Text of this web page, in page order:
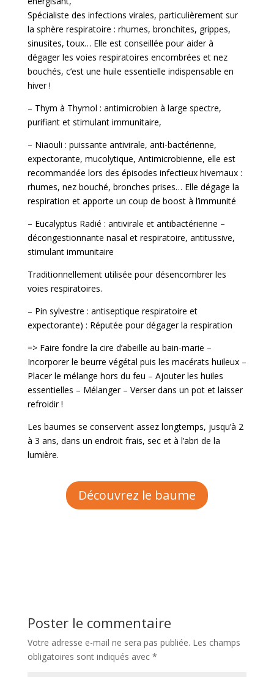
Spécialiste des infections virales, particulièrement sur
la sphère respiratoire : rhumes, bronchites, grippes,
sinusites, toux… Elle est conseillée pour aider à
dégager les voies respiratoires encombrées et nez
bouchés, c’est une huile essentielle indispensable en
hiver !
– Thym à Thymol : antimicrobien à large spectre,
purifiant et stimulant immunitaire,
– Niaouli : puissante antivirale, anti-bactérienne,
expectorante, mucolytique, Antimicrobienne, elle est
recommandée lors des épisodes infectieux hivernaux :
rhumes, nez bouché, bronches prises… Elle dégage la
respiration et apporte un coup de boost à l’immunité
– Eucalyptus Radié : antivirale et antibactérienne –
décongestionnante nasal et respiratoire, antitussive,
stimulant immunitaire
Traditionnellement utilisée pour désencombrer les
voies respiratoires.
– Pin sylvestre : antiseptique respiratoire et
expectorante) : Réputée pour dégager la respiration
=> Faire fondre la cire d’abeille au bain-marie –
Incorporer le beurre végétal puis les macérats huileux –
Placer le mélange hors du feu – Ajouter les huiles
essentielles – Mélanger – Verser dans un pot et laisser
refroidir !
Les baumes se conservent assez longtemps, jusqu’à 2
à 3 ans, dans un endroit frais, sec et à l’abri de la
lumière.
Découvrez le baume
Poster le commentaire
Votre adresse e-mail ne sera pas publiée. Les champs
obligatoires sont indiqués avec *